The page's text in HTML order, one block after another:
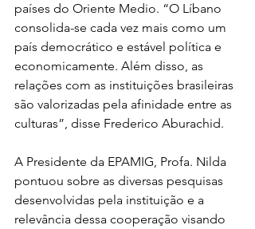
países do Oriente Medio. “O Líbano
consolida-se cada vez mais como um
país democrático e estável política e
economicamente. Além disso, as
relações com as instituições brasileiras
são valorizadas pela afinidade entre as
culturas”, disse Frederico Aburachid.
A Presidente da EPAMIG, Profa. Nilda
pontuou sobre as diversas pesquisas
desenvolvidas pela instituição e a
relevância dessa cooperação visando